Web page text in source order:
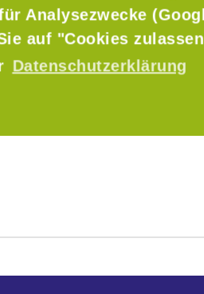
Analysezwecke
auf "Cookies
Datenschutzerklärung